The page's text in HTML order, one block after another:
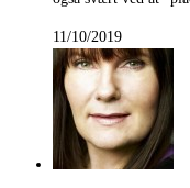
11/10/2019